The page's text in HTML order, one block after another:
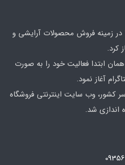
در زمینه فروش محصولات آرایشی و
همان ابتدا فعالیت خود را به صورت
آغاز نمود.
کشور، وب سایت اینترنتی فروشگاه